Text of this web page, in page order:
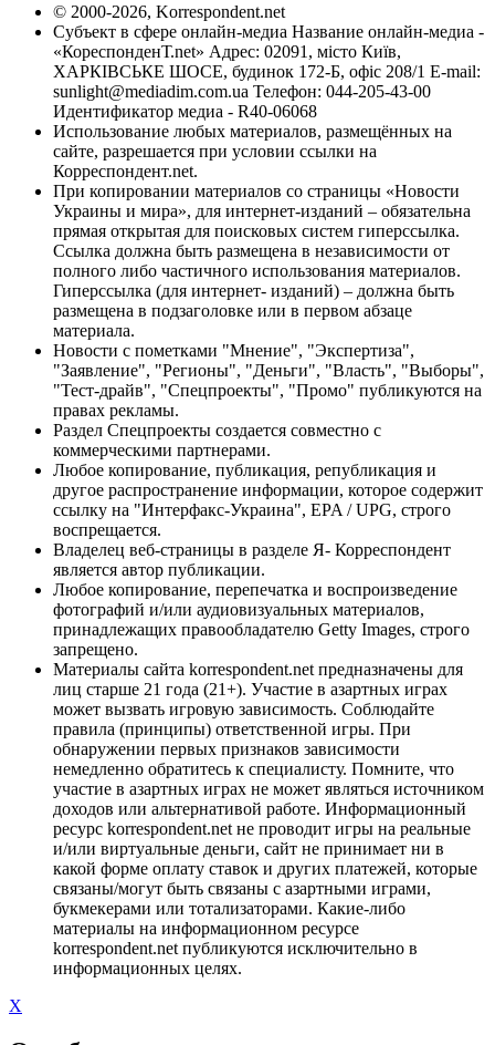
© 2000-2026, Korrespondent.net
Субъект в сфере онлайн-медиа Название онлайн-медиа -
«КореспонденТ.net» Адрес: 02091, місто Київ,
ХАРКІВСЬКЕ ШОСЕ, будинок 172-Б, офіс 208/1 E-mail:
sunlight@mediadim.com.ua Телефон: 044-205-43-00
Идентификатор медиа - R40-06068
Использование любых материалов, размещённых на
сайте, разрешается при условии ссылки на
Корреспондент.net.
При копировании материалов со страницы «Новости
Украины и мира», для интернет-изданий – обязательна
прямая открытая для поисковых систем гиперссылка.
Ссылка должна быть размещена в независимости от
полного либо частичного использования материалов.
Гиперссылка (для интернет- изданий) – должна быть
размещена в подзаголовке или в первом абзаце
материала.
Новости с пометками "Мнение", "Экспертиза",
"Заявление", "Регионы", "Деньги", "Власть", "Выборы",
"Тест-драйв", "Спецпроекты", "Промо" публикуются на
правах рекламы.
Раздел Спецпроекты создается совместно с
коммерческими партнерами.
Любое копирование, публикация, републикация и
другое распространение информации, которое содержит
ссылку на "Интерфакс-Украина", EPA / UPG, строго
воспрещается.
Владелец веб-страницы в разделе Я- Корреспондент
является автор публикации.
Любое копирование, перепечатка и воспроизведение
фотографий и/или аудиовизуальных материалов,
принадлежащих правообладателю Getty Images, строго
запрещено.
Материалы сайта korrespondent.net предназначены для
лиц старше 21 года (21+). Участие в азартных играх
может вызвать игровую зависимость. Соблюдайте
правила (принципы) ответственной игры. При
обнаружении первых признаков зависимости
немедленно обратитесь к специалисту. Помните, что
участие в азартных играх не может являться источником
доходов или альтернативой работе. Информационный
ресурс korrespondent.net не проводит игры на реальные
и/или виртуальные деньги, сайт не принимает ни в
какой форме оплату ставок и других платежей, которые
связаны/могут быть связаны с азартными играми,
букмекерами или тотализаторами. Какие-либо
материалы на информационном ресурсе
korrespondent.net публикуются исключительно в
информационных целях.
X